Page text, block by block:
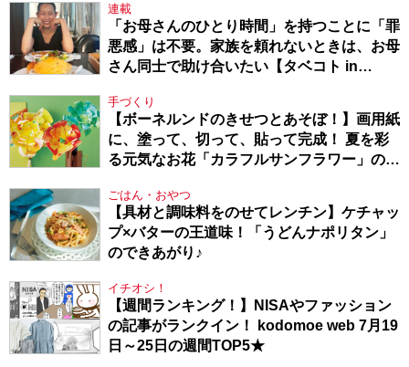
連載
「お母さんのひとり時間」を持つことに「罪
悪感」は不要。家族を頼れないときは、お母
さん同士で助け合いたい【タベコト in
手づくり
【ボーネルンドのきせつとあそぼ！】画用紙
に、塗って、切って、貼って完成！ 夏を彩
る元気なお花「カラフルサンフラワー」の作
ごはん・おやつ
【具材と調味料をのせてレンチン】ケチャッ
プ×バターの王道味！「うどんナポリタン」
のできあがり♪
イチオシ！
【週間ランキング！】NISAやファッション
の記事がランクイン！ kodomoe web 7月19
日～25日の週間TOP5★